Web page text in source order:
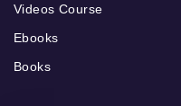
Videos Course
Ebooks
Books